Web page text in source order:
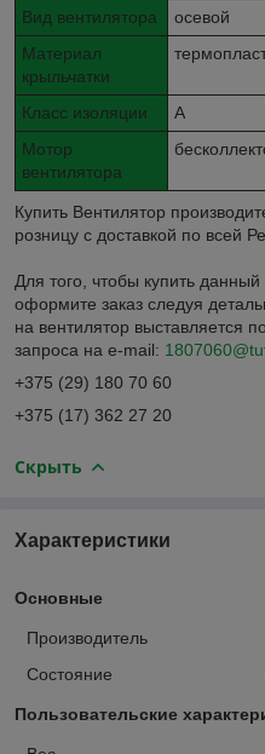
Вид вентилятора
осевой
Материал
крыльчатки
Класс изоляции
A
Мотор
вентилятора
Купить Вентилятор
розницу с доставкой по всей
Для того, чтобы купить
оформите заказ следуя
на вентилятор выставляется
запроса на e-mail:
+375 (29) 180 70 60
+375 (17) 362 27 20
Скрыть
Характеристики
Основные
Производитель
Состояние
Пользовательские